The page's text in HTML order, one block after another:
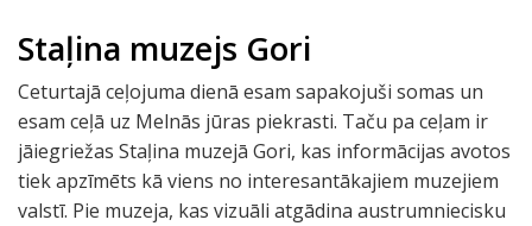
Staļina muzejs Gori
Ceturtajā ceļojuma dienā esam sapakojuši somas un
esam ceļā uz Melnās jūras piekrasti. Taču pa ceļam ir
jāiegriežas Staļina muzejā Gori, kas informācijas avotos
tiek apzīmēts kā viens no interesantākajiem muzejiem
valstī. Pie muzeja, kas vizuāli atgādina austrumniecisku